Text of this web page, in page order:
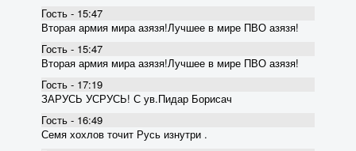
Гость - 15:47
Вторая армия мира азязя!Лучшее в мире ПВО азязя!
Гость - 15:47
Вторая армия мира азязя!Лучшее в мире ПВО азязя!
Гость - 17:19
ЗАРУСЬ УСРУСЬ! С ув.Пидар Борисач
Гость - 16:49
Семя хохлов точит Русь изнутри .